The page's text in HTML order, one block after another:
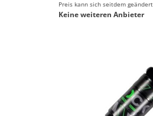
Preis kann sich seitdem
Keine weiteren Anbieter